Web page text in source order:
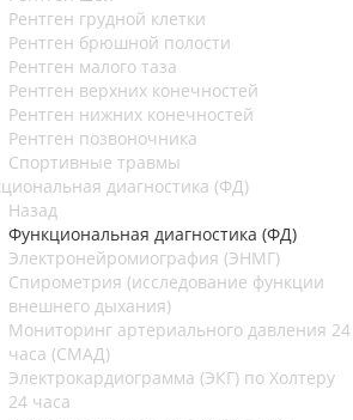
Рентген грудной клетки
Рентген брюшной полости
Рентген малого таза
Рентген верхних конечностей
Рентген нижних конечностей
Рентген позвоночника
Спортивные травмы
диагностика (ФД)
Назад
Функциональная диагностика (ФД)
Электронейромиография (ЭНМГ)
Спирометрия (исследование функции
внешнего дыхания)
Мониторинг артериального давления 24
часа (СМАД)
Электрокардиограмма (ЭКГ) по Холтеру
24 часа